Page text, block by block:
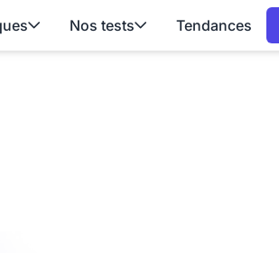
Nos tests Tendances